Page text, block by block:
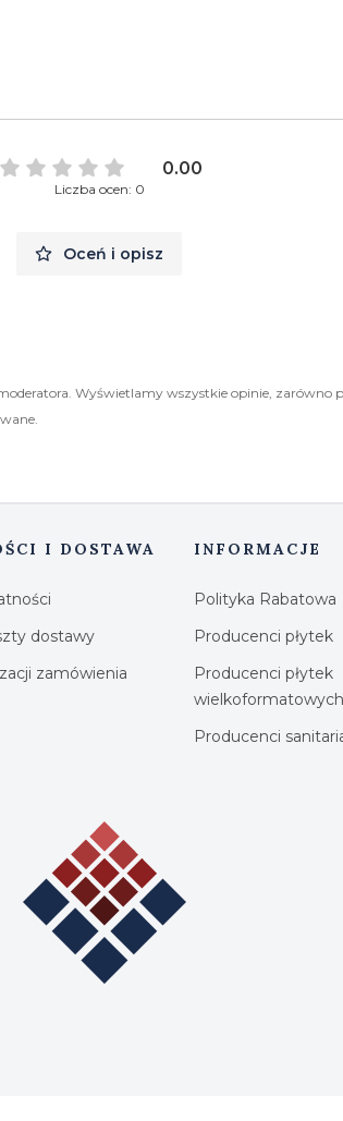
0.00
Liczba ocen: 0
Oceń i opisz
Wyświetlamy wszystkie opinie,
I DOSTAWA
dostawy
zamówienia
INFORMACJE
Polityka Rabatowa
Producenci płytek
Producenci płytek
Producenci